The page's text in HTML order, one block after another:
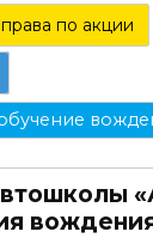
по акции